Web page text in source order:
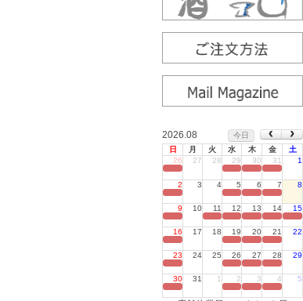
2026.08
今日
日
月 火 水 木 金
土
26
27 28 29 30 31 1
2 3 4 5 6 7 8
9 10 11 12 13 14 15
16 17 18 19 20 21 22
23 24 25 26 27 28 29
30 31 1 2 3 4 5